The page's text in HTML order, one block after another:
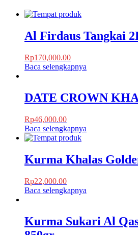
Al Firdaus Tangkai
Rp170,000.00
Baca selengkapnya
DATE CROWN
Rp46,000.00
Baca selengkapnya
Kurma Khalas
Rp22,000.00
Baca selengkapnya
Kurma Sukari Al